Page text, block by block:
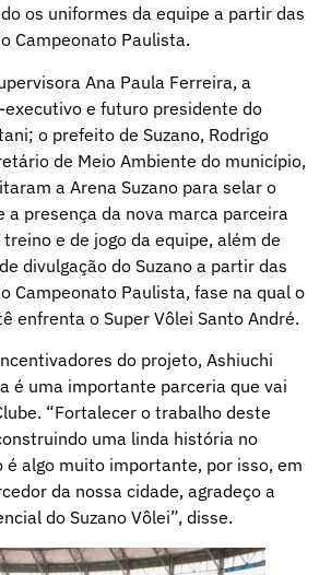
os uniformes da equipe a partir das
Campeonato Paulista.
Ana Paula Ferreira, a
e futuro presidente do
o prefeito de Suzano, Rodrigo
de Meio Ambiente do município,
a Arena Suzano para selar o
a presença da nova marca parceira
e de jogo da equipe, além de
divulgação do Suzano a partir das
Campeonato Paulista, fase na qual o
enfrenta o Super Vôlei Santo André.
do projeto, Ashiuchi
é uma importante parceria que vai
“Fortalecer o trabalho deste
uma linda história no
algo muito importante, por isso, em
da nossa cidade, agradeço a
do Suzano Vôlei”, disse.